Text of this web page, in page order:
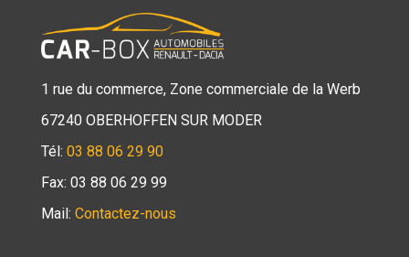
1 rue du commerce, Zone commerciale de la Werb
67240 OBERHOFFEN SUR MODER
Tél: 03 88 06 29 90
Fax: 03 88 06 29 99
Mail: Contactez-nous